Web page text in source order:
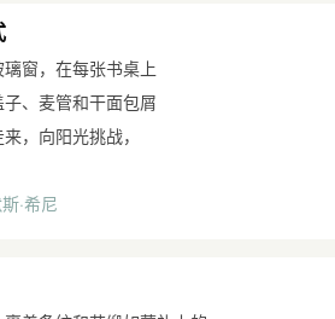
就像水泵的柄。
璃窗，在每张书桌上
、麦管和干面包屑
，向阳光挑战，
欲望掺合在一起。
师将放送
文中自由表达
·希尼